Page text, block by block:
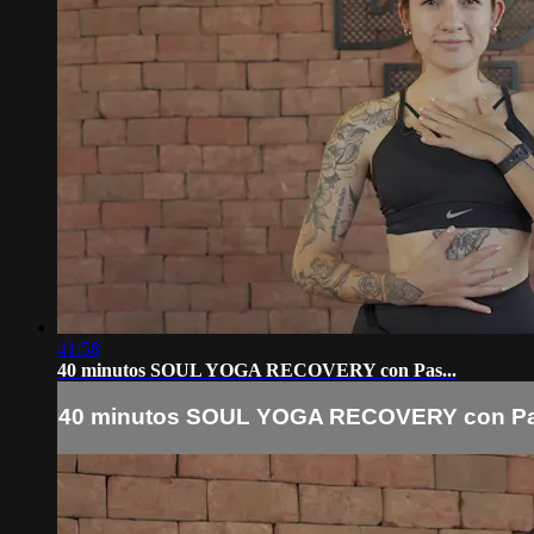
41:58
40 minutos SOUL YOGA RECOVERY con Pas...
40 minutos SOUL YOGA RECOVERY con